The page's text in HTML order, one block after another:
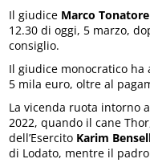
Il giudice Marco Tonatore
12.30 di oggi, 5 marzo,
consiglio.
Il giudice monocratico
5 mila euro, oltre al
La vicenda ruota intorno
2022, quando il cane
dell’Esercito Karim
di Lodato, mentre il